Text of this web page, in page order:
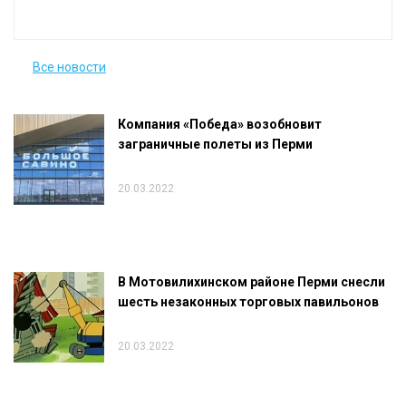
Все новости
Компания «Победа» возобновит
заграничные полеты из Перми
20.03.2022
В Мотовилихинском районе Перми снесли
шесть незаконных торговых павильонов
20.03.2022